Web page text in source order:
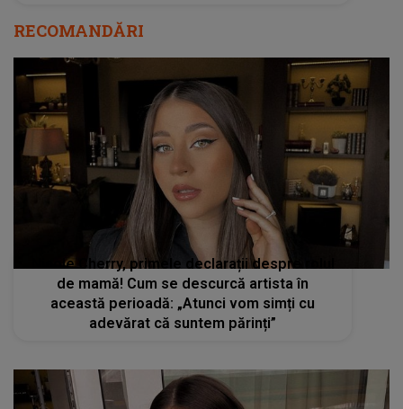
RECOMANDĂRI
Nicole Cherry, primele declarații despre rolul
de mamă! Cum se descurcă artista în
această perioadă: „Atunci vom simți cu
adevărat că suntem părinți”